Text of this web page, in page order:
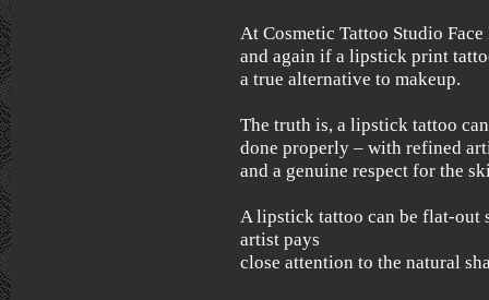
At Cosmetic Tattoo Studio
and again if a lipstick print
a true alternative to makeup.
The truth is, a lipstick tattoo
done properly – with refined
and a genuine respect for the
A lipstick tattoo can be flat-out
artist pays
close attention to the natural